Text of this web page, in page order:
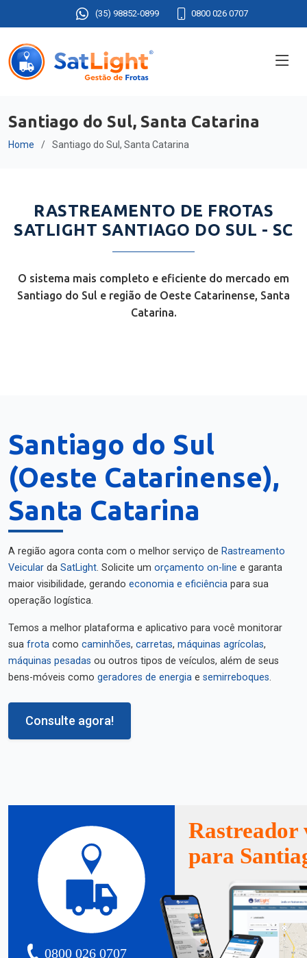
(35) 98852-0899 0800 026 0707
Santiago do Sul, Santa Catarina
Home Santiago do Sul, Santa Catarina
RASTREAMENTO DE FROTAS
SATLIGHT SANTIAGO DO SUL - SC
O sistema mais completo e eficiente do mercado em
Santiago do Sul e região de Oeste Catarinense, Santa
Catarina.
Santiago do Sul
(Oeste Catarinense),
Santa Catarina
A região agora conta com o melhor serviço de Rastreamento
Veicular da SatLight. Solicite um orçamento on-line e garanta
maior visibilidade, gerando economia e eficiência para sua
operação logística.
Temos a melhor plataforma e aplicativo para você monitorar
sua frota como caminhões, carretas, máquinas agrícolas,
máquinas pesadas ou outros tipos de veículos, além de seus
bens-móveis como geradores de energia e semirreboques.
Consulte agora!
0800 026 0707
Rastreador
para